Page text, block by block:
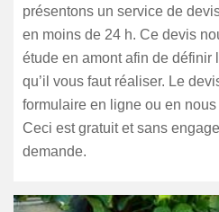
présentons un service de
en moins de 24 h. Ce devis
étude en amont afin de définir
qu’il vous faut réaliser. Le
formulaire en ligne ou en
Ceci est gratuit et sans
demande.